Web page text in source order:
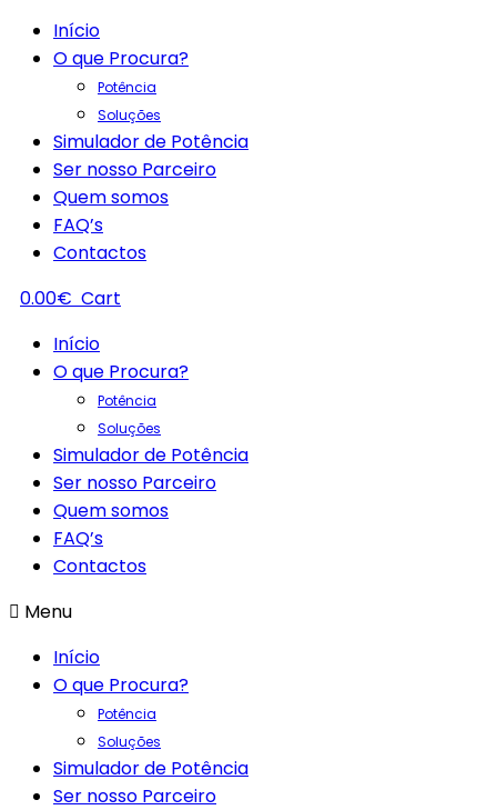
Início
O que Procura?
Potência
Soluções
Simulador de Potência
Ser nosso Parceiro
Quem somos
FAQ’s
Contactos
0.00€ Cart
Início
O que Procura?
Potência
Soluções
Simulador de Potência
Ser nosso Parceiro
Quem somos
FAQ’s
Contactos
Menu
Início
O que Procura?
Potência
Soluções
Simulador de Potência
Ser nosso Parceiro